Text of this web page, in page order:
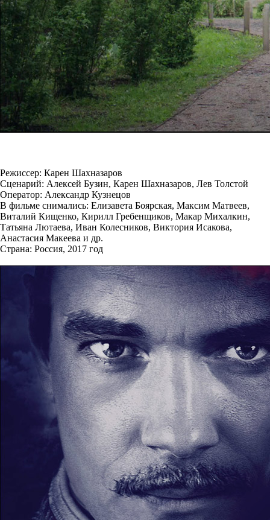
Режиссер: Карен Шахназаров
Сценарий: Алексей Бузин, Карен Шахназаров, Лев Толстой
Оператор: Александр Кузнецов
В фильме снимались: Елизавета Боярская, Максим Матвеев,
Виталий Кищенко, Кирилл Гребенщиков, Макар Михалкин,
Татьяна Лютаева, Иван Колесников, Виктория Исакова,
Анастасия Макеева и др.
Страна: Россия, 2017 год